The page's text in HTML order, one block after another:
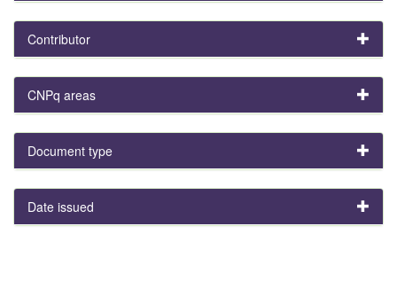
Contributor
CNPq areas
Document type
Date issued